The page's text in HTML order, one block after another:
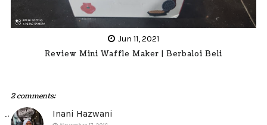
Jun 11, 2021
Review Mini Waffle Maker | Berbaloi Beli
2 comments:
Inani Hazwani